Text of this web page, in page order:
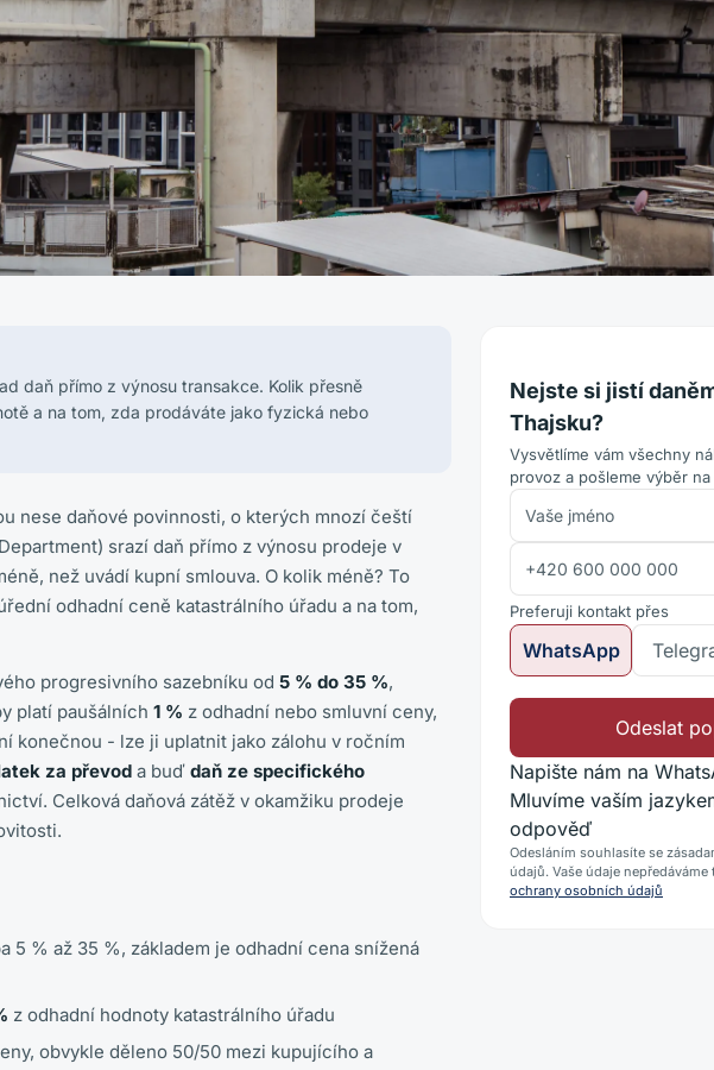
daň přímo z výnosu transakce. Kolik přesně
a na tom, zda prodáváte jako fyzická nebo
nese daňové povinnosti, o kterých mnozí čeští
srazí daň přímo z výnosu prodeje v
než uvádí kupní smlouva. O kolik méně? To
odhadní ceně katastrálního úřadu a na tom,
progresivního sazebníku od 5 % do 35 %,
platí paušálních 1 % z odhadní nebo smluvní ceny,
konečnou - lze ji uplatnit jako zálohu v ročním
za převod a buď daň ze specifického
Celková daňová zátěž v okamžiku prodeje
5 % až 35 %, základem je odhadní cena snížená
z odhadní hodnoty katastrálního úřadu
obvykle děleno 50/50 mezi kupujícího a
Nejste si jistí
Thajsku?
Vysvětlíme vám všechny
provoz a pošleme výběr na
Preferuji kontakt přes
WhatsApp
Odeslat
Napište nám na
Mluvíme vaším
odpověď
Odesláním souhlasíte se
údajů. Vaše údaje
ochrany osobních údajů